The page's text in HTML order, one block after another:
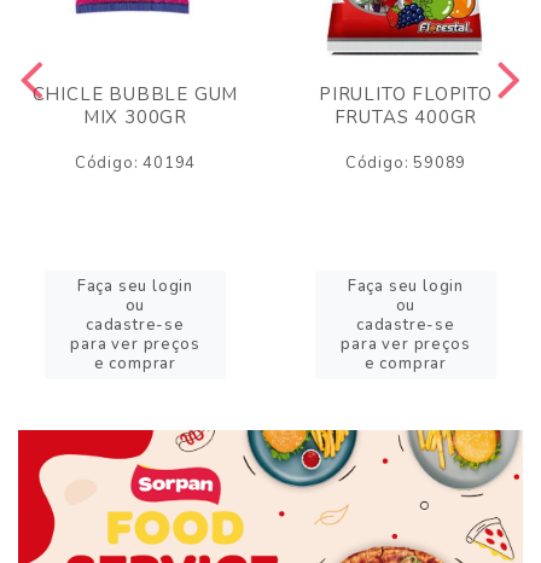
CHICLE BUBBLE GUM
MIX 300GR
Código: 40194
Faça seu login
ou
cadastre-se
para ver preços
e comprar
PIRULITO FLOPITO
FRUTAS 400GR
Código: 59089
Faça seu login
ou
cadastre-se
para ver preços
e comprar